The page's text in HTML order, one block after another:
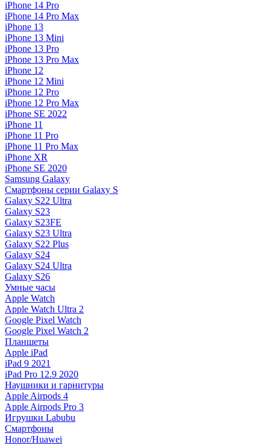
iPhone 14 Pro
iPhone 14 Pro Max
iPhone 13
iPhone 13 Mini
iPhone 13 Pro
iPhone 13 Pro Max
iPhone 12
iPhone 12 Mini
iPhone 12 Pro
iPhone 12 Pro Max
iPhone SE 2022
iPhone 11
iPhone 11 Pro
iPhone 11 Pro Max
iPhone XR
iPhone SE 2020
Samsung Galaxy
Смартфоны серии Galaxy S
Galaxy S22 Ultra
Galaxy S23
Galaxy S23FE
Galaxy S23 Ultra
Galaxy S22 Plus
Galaxy S24
Galaxy S24 Ultra
Galaxy S26
Умные часы
Apple Watch
Apple Watch Ultra 2
Google Pixel Watch
Google Pixel Watch 2
Планшеты
Apple iPad
iPad 9 2021
iPad Pro 12.9 2020
Наушники и гарнитуры
Apple Airpods 4
Apple Airpods Pro 3
Игрушки Labubu
Смартфоны
Honor/Huawei